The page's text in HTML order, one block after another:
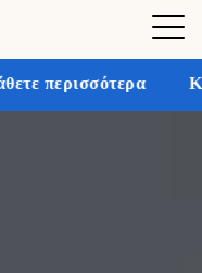
Κερδίστε έως και